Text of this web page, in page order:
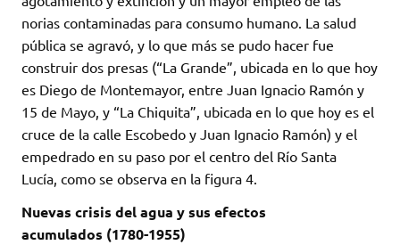
norias contaminadas para consumo humano. La salud
pública se agravó, y lo que más se pudo hacer fue
construir dos presas (“La Grande”, ubicada en lo que hoy
es Diego de Montemayor, entre Juan Ignacio Ramón y
15 de Mayo, y “La Chiquita”, ubicada en lo que hoy es el
cruce de la calle Escobedo y Juan Ignacio Ramón) y el
empedrado en su paso por el centro del Río Santa
Lucía, como se observa en la figura 4.
Nuevas crisis del agua y sus efectos
acumulados (1780-1955)